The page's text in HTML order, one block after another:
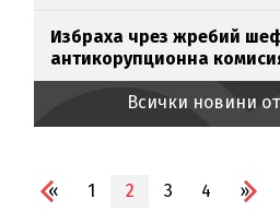
Избраха чрез жребий
антикорупционна
Всички новини
« 1 2 3 4 »